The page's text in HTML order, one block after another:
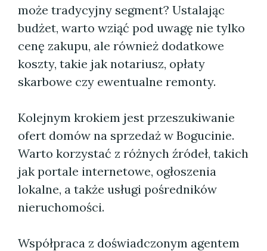
może tradycyjny segment? Ustalając
budżet, warto wziąć pod uwagę nie tylko
cenę zakupu, ale również dodatkowe
koszty, takie jak notariusz, opłaty
skarbowe czy ewentualne remonty.
Kolejnym krokiem jest przeszukiwanie
ofert domów na sprzedaż w Bogucinie.
Warto korzystać z różnych źródeł, takich
jak portale internetowe, ogłoszenia
lokalne, a także usługi pośredników
nieruchomości.
Współpraca z doświadczonym agentem